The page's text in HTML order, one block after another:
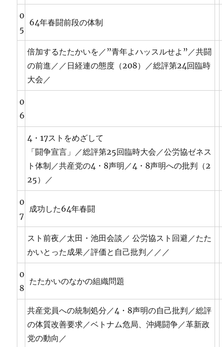
0
5
64年春闘前段の体制
倍加するたたかいを／”青年よハッスルせよ”／共闘
の前進／／日経連の態度（208）／総評第24回臨時
大会／
0
6
4・17ストをめざして
「闘争宣言」／総評第25回臨時大会／公労協ゼネス
ト体制／共産党の4・8声明／4・8声明への批判（2
25）／
0
7
成功した64年春闘
スト前夜／太田・池田会談／ 公労協スト回避／たた
かいとった成果／評価と自己批判／／／
0
8
たたかいのなかの組織問題
共産党員への統制処分／4・8声明の自己批判／総評
の体質改善要求／ベトナム危局、沖縄闘争／革新政
党の動向／